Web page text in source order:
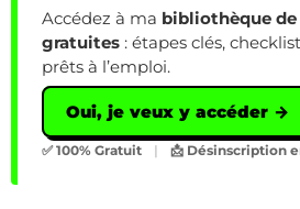
Accédez à ma bibliothèque de
gratuites : étapes clés,
prêts à l’emploi.
Oui, je veux y accéder →
✅ 100% Gratuit | 📩 Désinscription